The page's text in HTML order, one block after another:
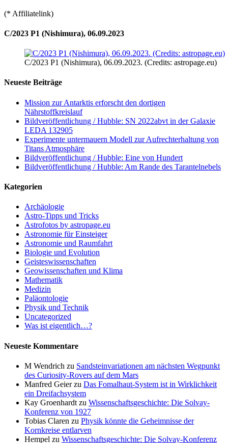
(* Affiliatelink)
C/2023 P1 (Nishimura), 06.09.2023
C/2023 P1 (Nishimura), 06.09.2023. (Credits: astropage.eu)
Neueste Beiträge
Mission zur Antarktis erforscht den dortigen
Nährstoffkreislauf
Bildveröffentlichung / Hubble: SN 2022abvt in der Galaxie
LEDA 132905
Experimente untermauern Modell zur Aufrechterhaltung von
Titans Atmosphäre
Bildveröffentlichung / Hubble: Eine von Hundert
Bildveröffentlichung / Hubble: Am Rande des Tarantelnebels
Kategorien
Archäologie
Astro-Tipps und Tricks
Astrofotos by astropage.eu
Astronomie für Einsteiger
Astronomie und Raumfahrt
Biologie und Evolution
Geisteswissenschaften
Geowissenschaften und Klima
Mathematik
Medizin
Paläontologie
Physik und Technik
Uncategorized
Was ist eigentlich…?
Neueste Kommentare
M Wendrich zu Sandsteinvariationen am nächsten Wegpunkt
des Curiosity-Rovers auf dem Mars
Manfred Geierzu Das Fomalhaut-System ist in Wirklichkeit
ein Dreifachsystem
Kay Groenhardt zu Wissenschaftsgeschichte: Die Solvay-
Konferenz von 1927
Tobias Claren zu Physik könnte die Geheimnisse der
Kornkreise entlarven
Hempel zu Wissenschaftsgeschichte: Die Solvay-Konferenz